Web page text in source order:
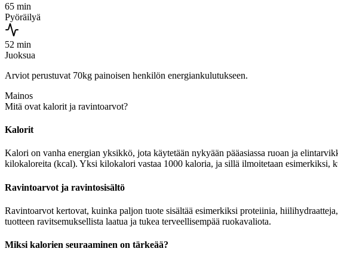
65 min
Pyöräilyä
52 min
Juoksua
Arviot perustuvat 70kg painoisen henkilön energiankulutukseen.
Mainos
Mitä ovat kalorit ja ravintoarvot?
Kalorit
Kalori on vanha energian yksikkö, jota käytetään nykyään pääasiassa ruoan ja
kilokaloreita (kcal). Yksi kilokalori vastaa 1000 kaloria, ja sillä ilmoitetaan esimerkiksi,
Ravintoarvot ja ravintosisältö
Ravintoarvot kertovat, kuinka paljon tuote sisältää esimerkiksi proteiinia,
tuotteen ravitsemuksellista laatua ja tukea terveellisempää ruokavaliota.
Miksi kalorien seuraaminen on tärkeää?